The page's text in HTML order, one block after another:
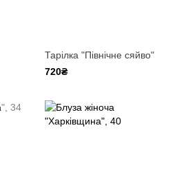
Тарілка "Північне сяйво"
720₴